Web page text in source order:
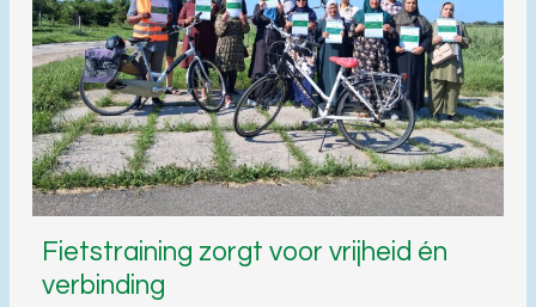
Fietstraining zorgt voor vrijheid én
verbinding